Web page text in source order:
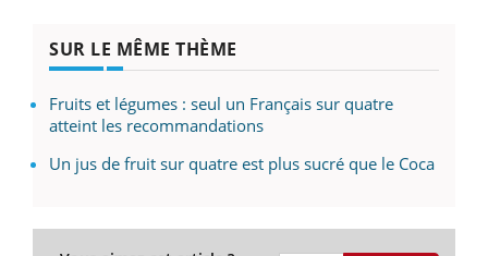
SUR LE MÊME THÈME
Fruits et légumes : seul un Français sur quatre
atteint les recommandations
Un jus de fruit sur quatre est plus sucré que le Coca